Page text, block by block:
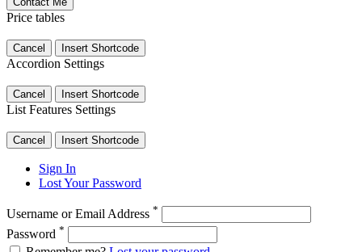
Price tables
Cancel Insert Shortcode
Accordion Settings
Cancel Insert Shortcode
List Features Settings
Cancel Insert Shortcode
Sign In
Lost Your Password
Username or Email Address *
Password *